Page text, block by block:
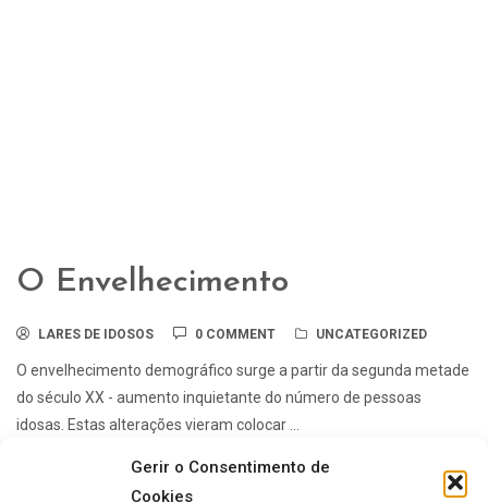
Gerir o Consentimento de
Cookies
O Envelhecimento
LARES DE IDOSOS 0 COMMENT UNCATEGORIZED
O envelhecimento demográfico surge a partir da segunda metade
do século XX - aumento inquietante do número de pessoas
idosas. Estas alterações vieram colocar ...